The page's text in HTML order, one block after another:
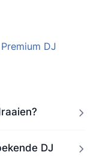
Premium DJ
DJ